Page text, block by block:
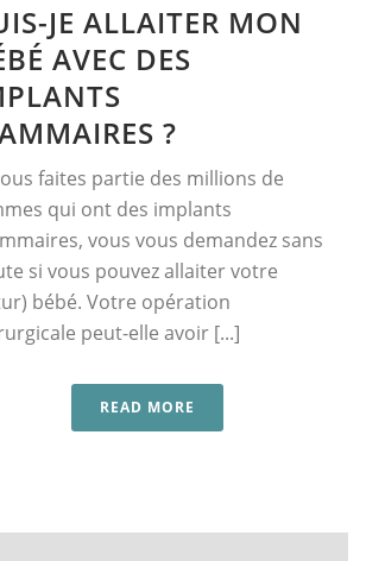
JE ALLAITER MON
AVEC DES
?
faites partie des millions de
qui ont des implants
vous vous demandez sans
si vous pouvez allaiter votre
bébé. Votre opération
peut-elle avoir [...]
READ MORE